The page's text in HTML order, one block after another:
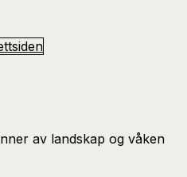
av landskap og våken